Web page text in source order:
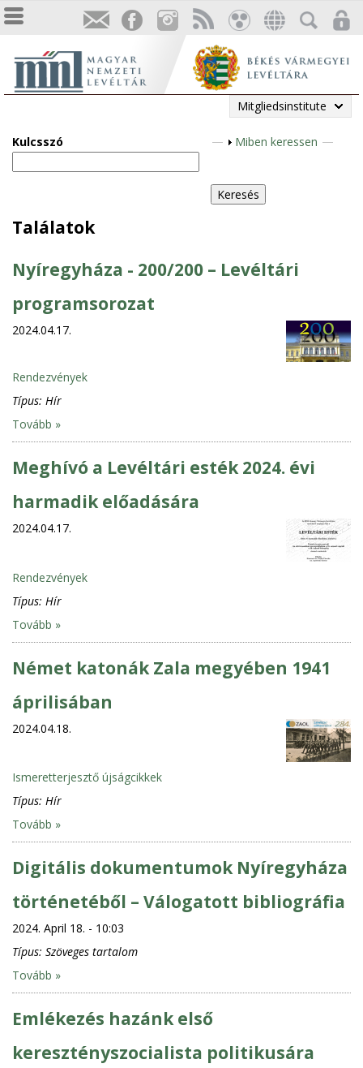
Mitgliedsinstitute
Kulcsszó
A
z
e
n
Miben keressen
Találatok
Nyíregyháza - 200/200 – Levéltári
programsorozat
2024.04.17.
Rendezvények
Típus: Hír
Tovább »
Meghívó a Levéltári esték 2024. évi
harmadik előadására
2024.04.17.
Rendezvények
Típus: Hír
Tovább »
Német katonák Zala megyében 1941
áprilisában
2024.04.18.
Ismeretterjesztő újságcikkek
Típus: Hír
Tovább »
Digitális dokumentumok Nyíregyháza
történetéből – Válogatott bibliográfia
2024. April 18. - 10:03
Típus: Szöveges tartalom
Tovább »
Emlékezés hazánk első
keresztényszocialista politikusára